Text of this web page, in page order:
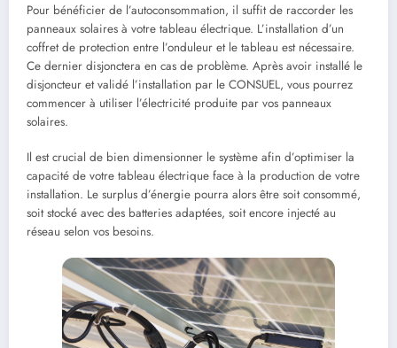
Pour bénéficier de l’autoconsommation, il suffit de raccorder les
panneaux solaires à votre tableau électrique. L’installation d’un
coffret de protection entre l’onduleur et le tableau est nécessaire.
Ce dernier disjonctera en cas de problème. Après avoir installé le
disjoncteur et validé l’installation par le CONSUEL, vous pourrez
commencer à utiliser l’électricité produite par vos panneaux
solaires.
Il est crucial de bien dimensionner le système afin d’optimiser la
capacité de votre tableau électrique face à la production de votre
installation. Le surplus d’énergie pourra alors être soit consommé,
soit stocké avec des batteries adaptées, soit encore injecté au
réseau selon vos besoins.